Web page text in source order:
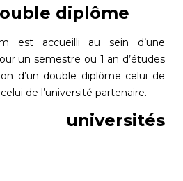
diplôme
est accueilli au sein d’une
un semestre ou 1 an d’études
d’un double diplôme celui de
de l’université partenaire.
universités